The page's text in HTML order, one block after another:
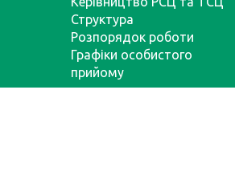
Структура
Розпорядок роботи
Графіки особистого
прийому